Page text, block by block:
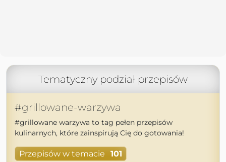
Tematyczny podział przepisów
#grillowane-warzywa
#grillowane warzywa to tag pełen przepisów
kulinarnych, które zainspirują Cię do gotowania!
Przepisów w temacie 101